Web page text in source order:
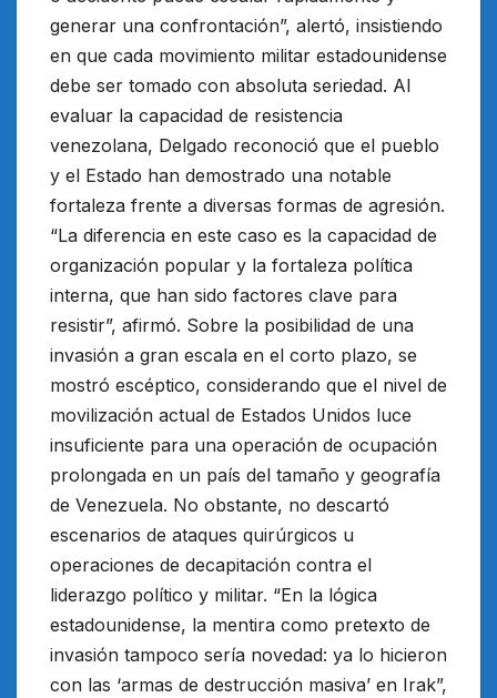
generar una confrontación”, alertó, insistiendo
en que cada movimiento militar estadounidense
debe ser tomado con absoluta seriedad. Al
evaluar la capacidad de resistencia
venezolana, Delgado reconoció que el pueblo
y el Estado han demostrado una notable
fortaleza frente a diversas formas de agresión.
“La diferencia en este caso es la capacidad de
organización popular y la fortaleza política
interna, que han sido factores clave para
resistir”, afirmó. Sobre la posibilidad de una
invasión a gran escala en el corto plazo, se
mostró escéptico, considerando que el nivel de
movilización actual de Estados Unidos luce
insuficiente para una operación de ocupación
prolongada en un país del tamaño y geografía
de Venezuela. No obstante, no descartó
escenarios de ataques quirúrgicos u
operaciones de decapitación contra el
liderazgo político y militar. “En la lógica
estadounidense, la mentira como pretexto de
invasión tampoco sería novedad: ya lo hicieron
con las ‘armas de destrucción masiva’ en Irak”,